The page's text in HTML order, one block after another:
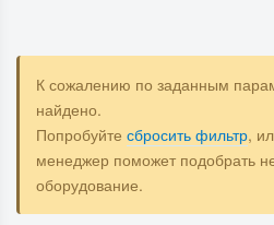
К сожалению по заданным
найдено.
Попробуйте сбросить фильтр,
менеджер поможет подобрать
оборудование.